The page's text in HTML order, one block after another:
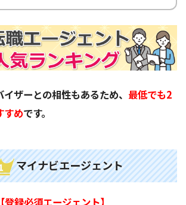
ザーとの相性もあるため、 最低でも2
すめです。
マイナビエージェント
【登録必須エージェント】